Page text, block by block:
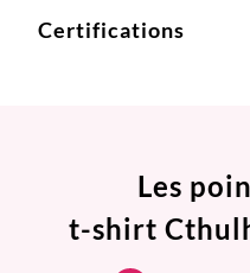
Certifications
Les
t-shirt